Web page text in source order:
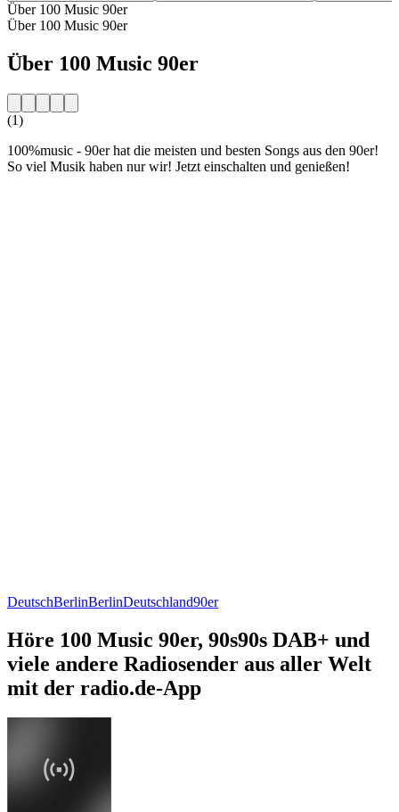
Über 100 Music 90er
Über 100 Music 90er
Über 100 Music 90er
(1)
100%music - 90er hat die meisten und besten Songs aus den 90er!
So viel Musik haben nur wir! Jetzt einschalten und genießen!
DeutschBerlinBerlinDeutschland90er
Höre 100 Music 90er, 90s90s DAB+ und
viele andere Radiosender aus aller Welt
mit der radio.de-App